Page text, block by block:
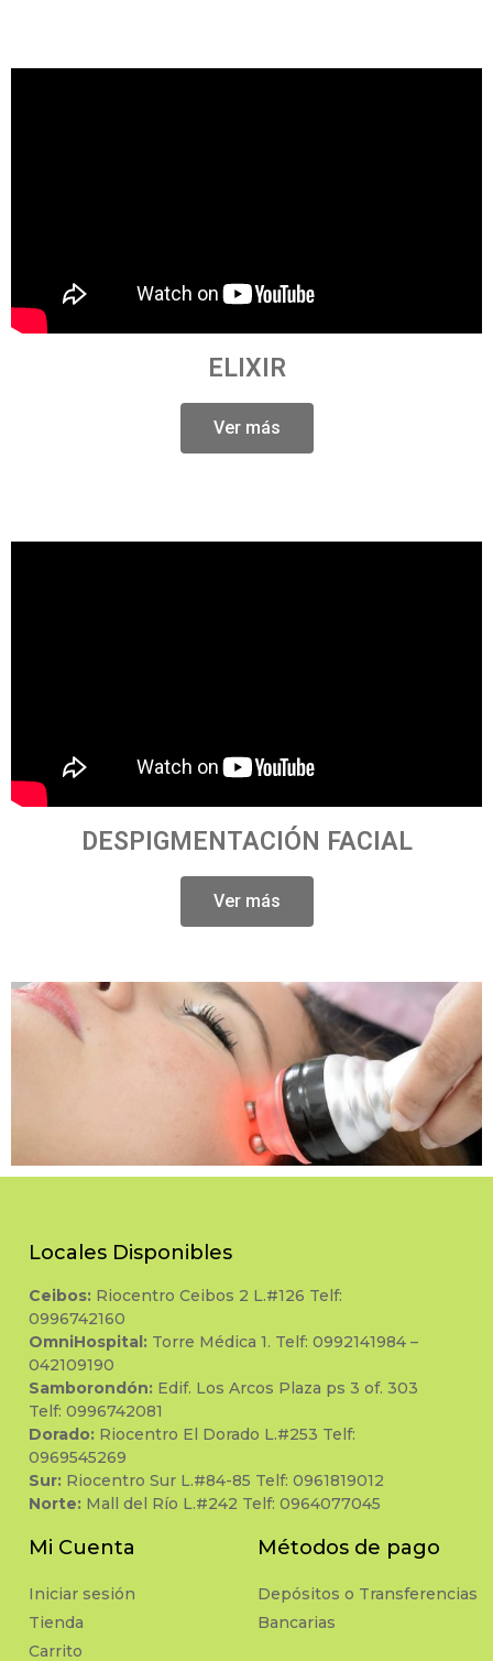
ELIXIR
Ver más
DESPIGMENTACIÓN FACIAL
Ver más
Locales Disponibles
Ceibos: Riocentro Ceibos 2 L.#126 Telf:
0996742160
OmniHospital: Torre Médica 1. Telf: 0992141984 –
042109190
Samborondón: Edif. Los Arcos Plaza ps 3 of. 303
Telf: 0996742081
Dorado: Riocentro El Dorado L.#253 Telf:
0969545269
Sur: Riocentro Sur L.#84-85 Telf: 0961819012
Norte: Mall del Río L.#242 Telf: 0964077045
Mi Cuenta
Iniciar sesión
Tienda
Carrito
Métodos de pago
Depósitos o Transferencias
Bancarias